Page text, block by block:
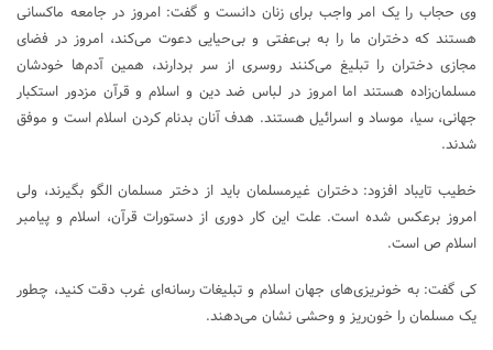
وی حجاب را یک امر واجب برای زنان دانست و گفت: امروز در جامعه ماکسانی
هستند که دختران ما را به بی‌عفتی و بی‌حیایی دعوت می‌کند، امروز در فضای
مجازی دختران را تبلیغ می‌کنند روسری از سر بردارند، همین آدم‌ها خودشان
مسلمان‌زاده هستند اما امروز در لباس ضد دین و اسلام و قرآن مزدور استکبار
جهانی، سیا، موساد و اسرائیل هستند. هدف آنان بدنام کردن اسلام است و موفق
شدند.
خطیب تایباد افزود: دختران غیرمسلمان باید از دختر مسلمان الگو بگیرند، ولی
امروز برعکس شده است. علت این کار دوری از دستورات قرآن، اسلام و پیامبر
اسلام ص است.
کی گفت: به خونریزی‌های جهان اسلام و تبلیغات رسانه‌ای غرب دقت کنید، چطور
یک مسلمان را خون‌ریز و وحشی نشان می‌دهند.